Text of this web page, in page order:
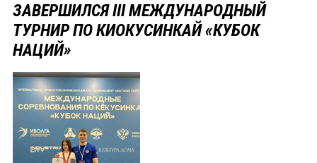
ЗАВЕРШИЛСЯ III МЕЖДУНАРОДНЫЙ
ТУРНИР ПО КИОКУСИНКАЙ «КУБОК
НАЦИЙ»